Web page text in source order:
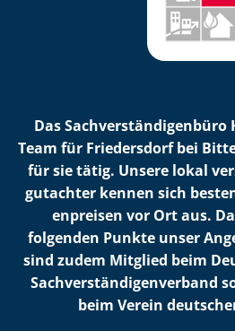
Das Sach­ver­stän­di­gen­bü­ro
Team für Friedersdorf bei
für sie tätig. Unsere lokal
gut­ach­ter kennen sich
en­prei­sen vor Ort aus.
folgenden Punkte unser
sind zudem Mitglied beim
Sach­ver­stän­di­gen­ver­band
beim Verein